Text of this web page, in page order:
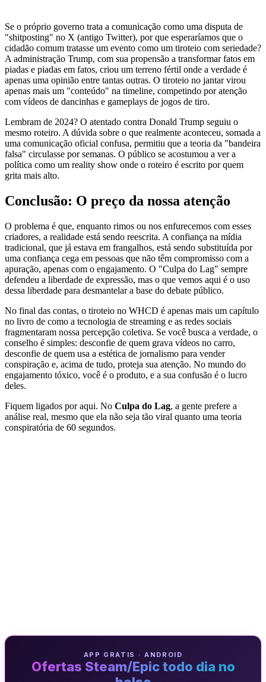
Se o próprio governo trata a comunicação como uma disputa de
"shitposting" no X (antigo Twitter), por que esperaríamos que o
cidadão comum tratasse um evento como um tiroteio com seriedade?
A administração Trump, com sua propensão a transformar fatos em
piadas e piadas em fatos, criou um terreno fértil onde a verdade é
apenas uma opinião entre tantas outras. O tiroteio no jantar virou
apenas mais um "conteúdo" na timeline, competindo por atenção
com vídeos de dancinhas e gameplays de jogos de tiro.
Lembram de 2024? O atentado contra Donald Trump seguiu o
mesmo roteiro. A dúvida sobre o que realmente aconteceu, somada a
uma comunicação oficial confusa, permitiu que a teoria da "bandeira
falsa" circulasse por semanas. O público se acostumou a ver a
política como um reality show onde o roteiro é escrito por quem
grita mais alto.
Conclusão: O preço da nossa atenção
O problema é que, enquanto rimos ou nos enfurecemos com esses
criadores, a realidade está sendo reescrita. A confiança na mídia
tradicional, que já estava em frangalhos, está sendo substituída por
uma confiança cega em pessoas que não têm compromisso com a
apuração, apenas com o engajamento. O "Culpa do Lag" sempre
defendeu a liberdade de expressão, mas o que vemos aqui é o uso
dessa liberdade para desmantelar a base do debate público.
No final das contas, o tiroteio no WHCD é apenas mais um capítulo
no livro de como a tecnologia de streaming e as redes sociais
fragmentaram nossa percepção coletiva. Se você busca a verdade, o
conselho é simples: desconfie de quem grava vídeos no carro,
desconfie de quem usa a estética de jornalismo para vender
conspiração e, acima de tudo, proteja sua atenção. No mundo do
engajamento tóxico, você é o produto, e a sua confusão é o lucro
deles.
Fiquem ligados por aqui. No Culpa do Lag, a gente prefere a
análise real, mesmo que ela não seja tão viral quanto uma teoria
conspiratória de 60 segundos.
APP GRATIS · ANDROID
Ofertas Steam/Epic todo dia no